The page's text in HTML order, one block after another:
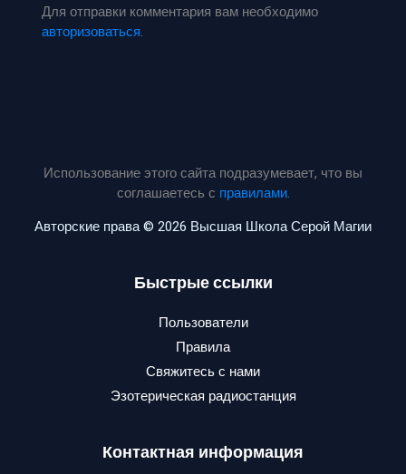
Для отправки комментария вам необходимо
авторизоваться.
Использование этого сайта подразумевает, что вы
соглашаетесь с правилами.
Авторские права © 2026 Высшая Школа Серой Магии
Быстрые ссылки
Пользователи
Правила
Свяжитесь с нами
Эзотерическая радиостанция
Контактная информация